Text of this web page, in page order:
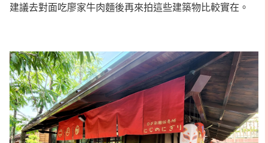
建議去對面吃廖家牛肉麵後再來拍這些建築物比較實在。